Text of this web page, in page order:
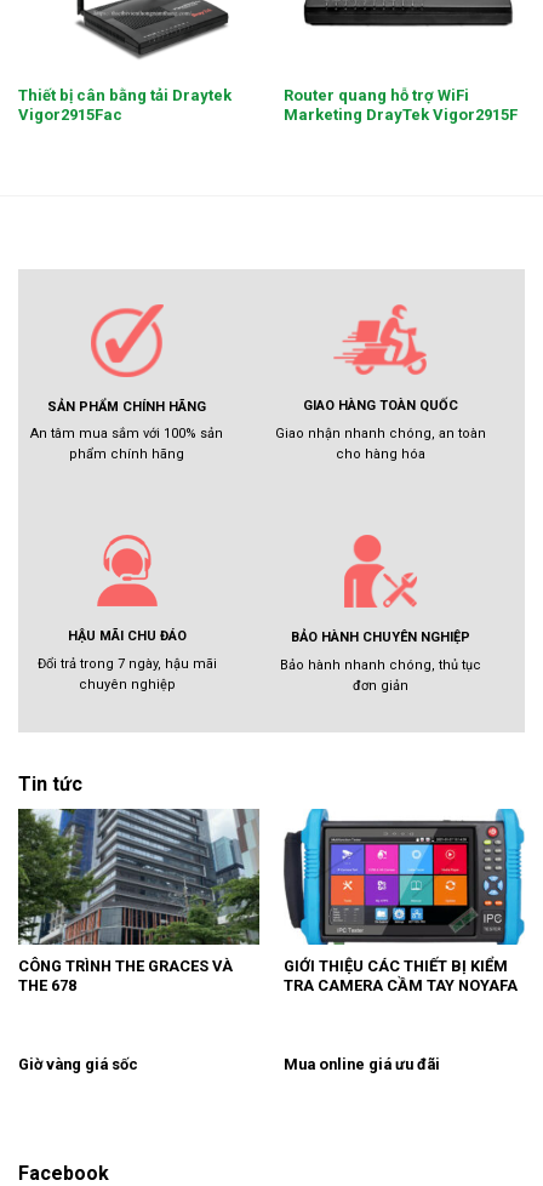
Thiết bị cân bằng tải Draytek
Vigor2915Fac
Router quang hỗ trợ WiFi
Marketing DrayTek Vigor2915F
SẢN PHẨM CHÍNH HÃNG
An tâm mua sắm với 100% sản
phẩm chính hãng
GIAO HÀNG TOÀN QUỐC
Giao nhận nhanh chóng, an toàn
cho hàng hóa
HẬU MÃI CHU ĐÁO
Đổi trả trong 7 ngày, hậu mãi
chuyên nghiệp
BẢO HÀNH CHUYÊN NGHIỆP
Bảo hành nhanh chóng, thủ tục
đơn giản
Tin tức
CÔNG TRÌNH THE GRACES VÀ
THE 678
GIỚI THIỆU CÁC THIẾT BỊ KIỂM
TRA CAMERA CẦM TAY NOYAFA
Giờ vàng giá sốc Mua online giá ưu đãi
Facebook